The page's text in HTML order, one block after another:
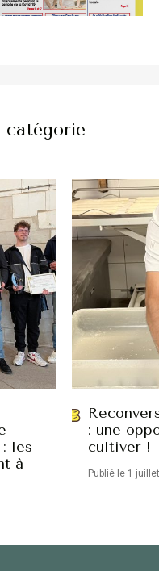
les
à
: une
cultiver !
Publié le 1